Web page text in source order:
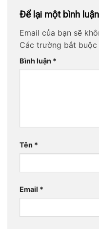
Để lại một bình luận
Email của bạn sẽ
Các trường bắt
Bình luận *
Tên *
Email *